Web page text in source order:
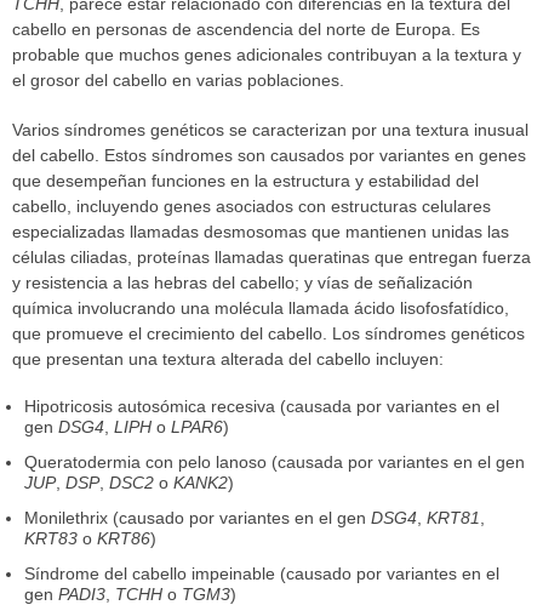
cabello en personas de ascendencia del norte de Europa. Es
probable que muchos genes adicionales contribuyan a la textura y
el grosor del cabello en varias poblaciones.
Varios síndromes genéticos se caracterizan por una textura inusual
del cabello. Estos síndromes son causados por variantes en genes
que desempeñan funciones en la estructura y estabilidad del
cabello, incluyendo genes asociados con estructuras celulares
especializadas llamadas desmosomas que mantienen unidas las
células ciliadas, proteínas llamadas queratinas que entregan fuerza
y resistencia a las hebras del cabello; y vías de señalización
química involucrando una molécula llamada ácido lisofosfatídico,
que promueve el crecimiento del cabello. Los síndromes genéticos
que presentan una textura alterada del cabello incluyen:
Hipotricosis autosómica recesiva (causada por variantes en el
gen DSG4 LIPH o LPAR6)
Queratodermia con pelo lanoso (causada por variantes en el gen
JUP, DSP, DSC2 o KANK2)
Monilethrix (causado por variantes en el gen DSG4 KRT81
KRT83 o KRT86)
Síndrome del cabello impeinable (causado por variantes en el
gen PADI3 TCHH o TGM3)